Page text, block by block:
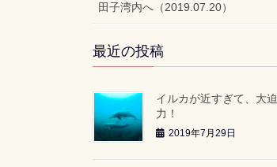
田子湾内へ（2019.07.20）
最近の投稿
イルカが近すぎて、大迫
力！
2019年7月29日